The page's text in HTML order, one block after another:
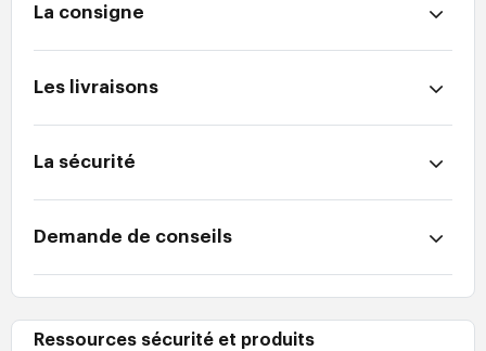
La consigne
Les livraisons
La sécurité
Demande de conseils
Ressources sécurité et produits